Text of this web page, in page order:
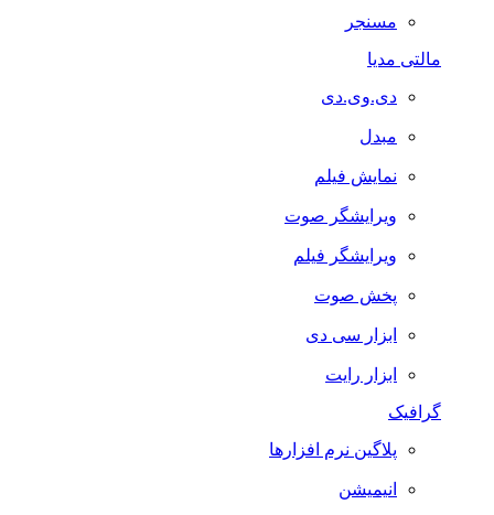
مسنجر
مالتی مدیا
دی.وی.دی
مبدل
نمایش فیلم
ویرایشگر صوت
ویرایشگر فیلم
پخش صوت
ابزار سی دی
ابزار رایت
گرافیک
پلاگین نرم افزارها
انیمیشن